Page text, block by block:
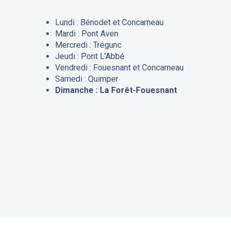
Lundi : Bénodet et Concarneau
Mardi : Pont Aven
Mercredi : Trégunc
Jeudi : Pont L’Abbé
Vendredi : Fouesnant et Concarneau
Samedi : Quimper
Dimanche : La Forêt-Fouesnant